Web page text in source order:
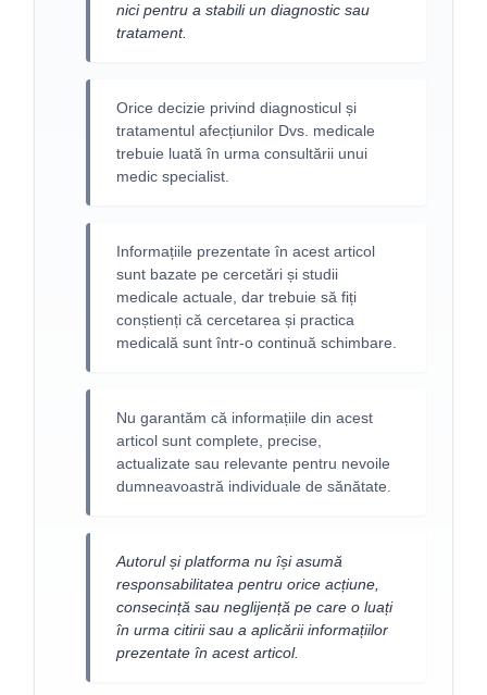
nici pentru a stabili un diagnostic sau
tratament.
Orice decizie privind diagnosticul și
tratamentul afecțiunilor Dvs. medicale
trebuie luată în urma consultării unui
medic specialist.
Informațiile prezentate în acest articol
sunt bazate pe cercetări și studii
medicale actuale, dar trebuie să fiți
conștienți că cercetarea și practica
medicală sunt într-o continuă schimbare.
Nu garantăm că informațiile din acest
articol sunt complete, precise,
actualizate sau relevante pentru nevoile
dumneavoastră individuale de sănătate.
Autorul și platforma nu își asumă
responsabilitatea pentru orice acțiune,
consecință sau neglijență pe care o luați
în urma citirii sau a aplicării informațiilor
prezentate în acest articol.